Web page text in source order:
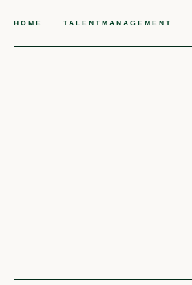
HOME TALENTMANAGEMENT